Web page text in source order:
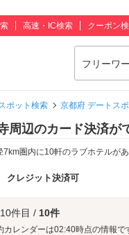
高速・IC検索 クーポン
フリーワ
ポット検索 京都府 デートス
周辺のカード決済が
7km圏内に10軒のラブホテルが
クレジット決済可
件目 / 10件
レンダーは02:40時点の情報で